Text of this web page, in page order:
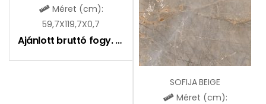
Méret (cm):
59,7X119,7X0,7
Ajánlott bruttó fogy. ár: 9590Ft
SOFIJA BEIGE
Méret (cm):